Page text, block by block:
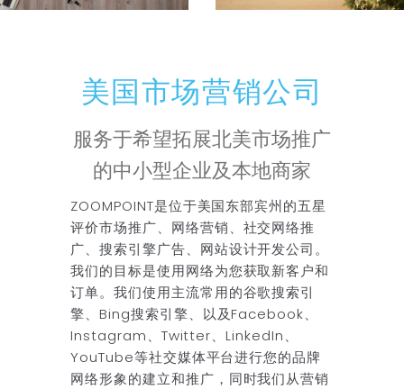
美国市场营销公司
服务于希望拓展北美市场推广
的中小型企业及本地商家
ZOOMPOINT是位于美国东部宾州的五星
评价市场推广、网络营销、社交网络推
广、搜索引擎广告、网站设计开发公司。
我们的目标是使用网络为您获取新客户和
订单。我们使用主流常用的谷歌搜索引
擎、Bing搜索引擎、以及Facebook、
Instagram、Twitter、LinkedIn、
YouTube等社交媒体平台进行您的品牌
网络形象的建立和推广，同时我们从营销